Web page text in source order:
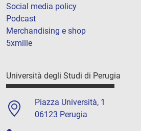
Social media policy
Podcast
Merchandising e shop
5xmille
Università degli Studi di Perugia
Piazza Università, 1
06123 Perugia